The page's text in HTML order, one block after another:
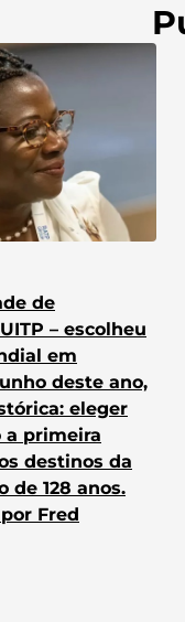
de
– escolheu
em
deste ano,
eleger
a primeira
destinos da
de 128 anos.
Fred